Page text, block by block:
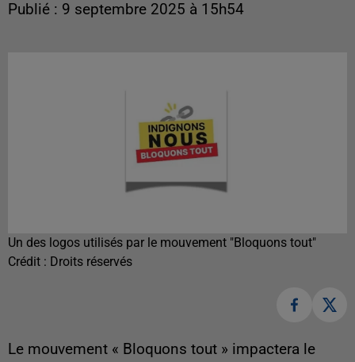
Publié : 9 septembre 2025 à 15h54
Un des logos utilisés par le mouvement "Bloquons tout"
Crédit : Droits réservés
Le mouvement « Bloquons tout » impactera le